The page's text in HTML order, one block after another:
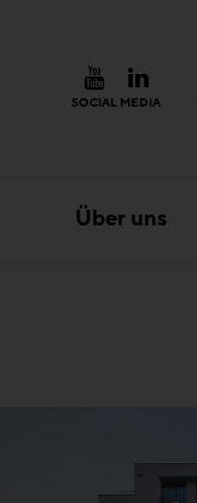
SOCIAL MEDIA
Über uns